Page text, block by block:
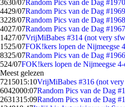
3630/07Random Pics van de Dag #1970
4429/07Random Pics van de Dag #1969
3228/07Random Pics van de Dag #1968
4027/07Random Pics van de Dag #1967
1427/07VrijMiBabes #314 (not very
1525/07FOK!kers lopen de Nijmeegse
8325/07Random Pics van de Dag #1966
524/07FOK!kers lopen de Nijmeegse 4-
Meest gelezen
7215015:10VrijMiBabes #316 (not
6042000:07Random Pics van de Dag
2631315:09Random Pics van de Dag